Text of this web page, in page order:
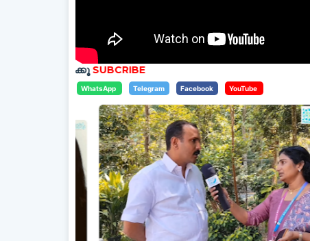
SUBCRIBE
WhatsApp Telegram Facebook YouTube